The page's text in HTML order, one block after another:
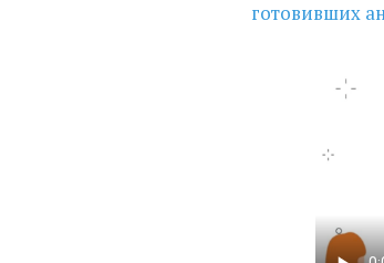
готовивших